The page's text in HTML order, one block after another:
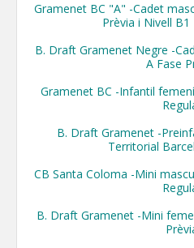
​Gramenet BC "A" -Cadet
Prèvia i Nivell B1
B. Draft Gramenet Negre -
A Fase
​Gramenet BC -Infantil
B. Draft Gramenet -
Territorial
CB Santa Coloma -Mini
B. Draft Gramenet -Mini